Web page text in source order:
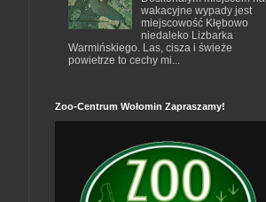
wakacyjne wypady jest
miejscowość Kłębowo
niedaleko Lizbarka
Warmińskiego. Las, cisza i świeże
powietrze to cechy mi...
Zoo-Centrum Wołomin Zapraszamy!